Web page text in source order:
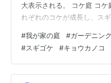
大表示される。 コケ庭 コ
れぞれのコケが成長し、ス
調である。 コケ庭 コケ庭
の山野草園 里山風の山野草
コ、ユキノシタ、ヤマオダ
ギの花が咲いている。ヤマ
#我が家の庭 #ガーデニン
#スギゴケ #キョウカノコ